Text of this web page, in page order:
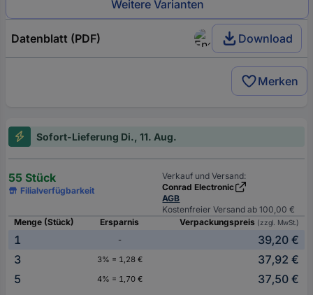
Weitere Varianten
Datenblatt (PDF) Download
Merken
Sofort-Lieferung Di., 11. Aug.
55 Stück
Filialverfügbarkeit
Verkauf und Versand:
Conrad Electronic
AGB
Kostenfreier Versand ab 100,00 €
Menge (Stück)
Ersparnis Verpackungspreis (zzgl. MwSt.)
1 -
39,20 €
3
3% = 1,28 €
37,92 €
5
4% = 1,70 € 37,50 €